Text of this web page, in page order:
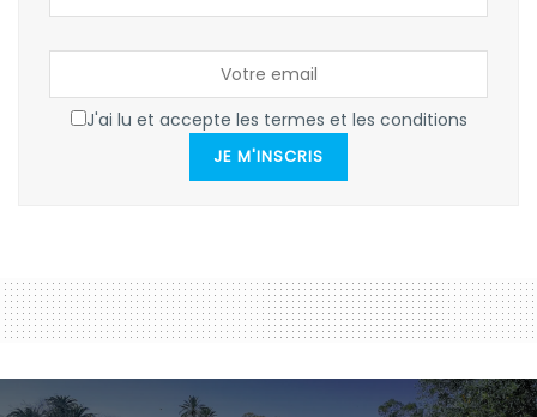
J'ai lu et accepte les termes et les conditions
JE M'INSCRIS